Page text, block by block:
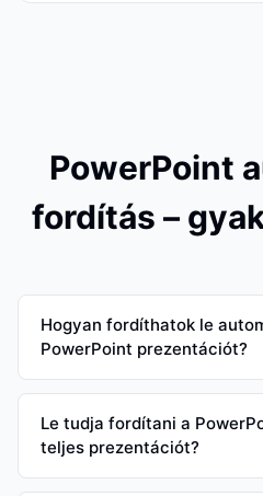
PowerPoint
fordítás –
Hogyan fordíthatok le
PowerPoint prezentációt?
Le tudja fordítani a
teljes prezentációt?